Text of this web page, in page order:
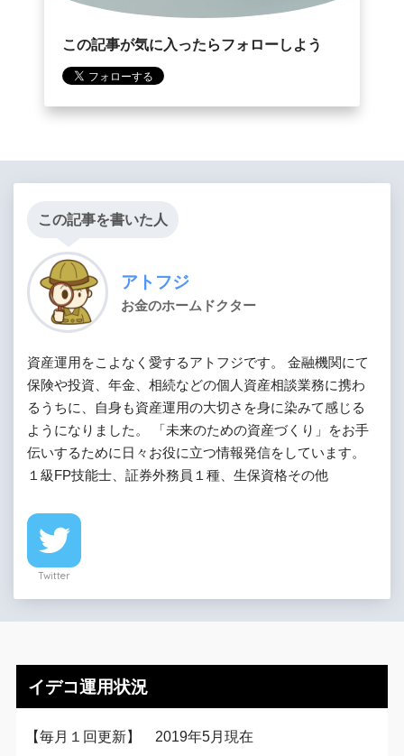
この記事が気に入ったらフォローしよう
この記事を書いた人
アトフジ
お金のホームドクター
資産運用をこよなく愛するアトフジです。 金融機関にて
保険や投資、年金、相続などの個人資産相談業務に携わ
るうちに、自身も資産運用の大切さを身に染みて感じる
ようになりました。 「未来のための資産づくり」をお手
伝いするために日々お役に立つ情報発信をしています。
１級FP技能士、証券外務員１種、生保資格その他
Twitter
イデコ運用状況
【毎月１回更新】 2019年5月現在